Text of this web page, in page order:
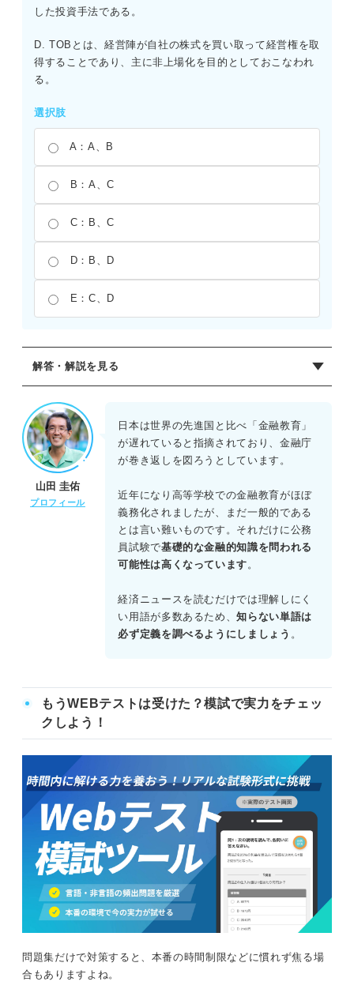
した投資手法である。
D. TOBとは、経営陣が自社の株式を買い取って経営権を取
得することであり、主に非上場化を目的としておこなわれ
る。
選択肢
A：A、B
B：A、C
C：B、C
D：B、D
E：C、D
解答・解説を見る
正解：A：A、B
Aは妥当。円安の定義と輸出への影響の正しい説明である。
Bは妥当。ペイオフ制度の正しい説明である。
Cは不適切。分散投資は、リスクを軽減するために複数の資
産に分けて投資する手法である。
Dは不適切。記述の内容は「MBO」の説明である。TOBは
「株式公開買付け」のことで、不特定多数の株主から株式
を買い取ることである。
山田 圭佑
プロフィール
日本は世界の先進国と比べ「金融教育」
が遅れていると指摘されており、金融庁
が巻き返しを図ろうとしています。
近年になり高等学校での金融教育がほぼ
義務化されましたが、まだ一般的である
とは言い難いものです。それだけに公務
員試験で基礎的な金融的知識を問われる
可能性は高くなっています。
経済ニュースを読むだけでは理解しにく
い用語が多数あるため、知らない単語は
必ず定義を調べるようにしましょう 。
もうWEBテストは受けた？模試で実力をチェッ
クしよう！
問題集だけで対策すると、本番の時間制限などに慣れず焦る場
合もありますよね。